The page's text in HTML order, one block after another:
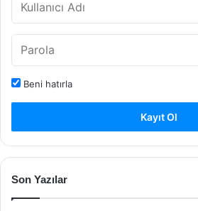
Beni hatırla
Kayıt Ol
Son Yazılar